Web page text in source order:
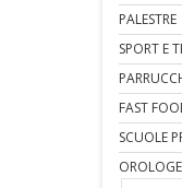
PALESTRE
SPORT E
FAST
SCUOLE